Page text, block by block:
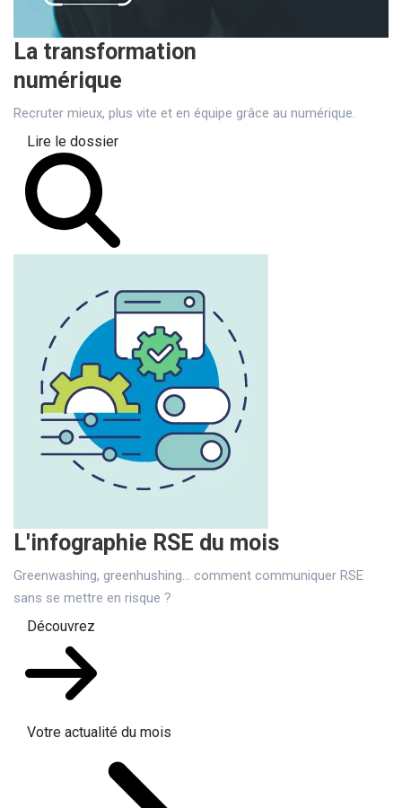
La transformation
numérique
Recruter mieux, plus vite et en équipe grâce au numérique.
Lire le dossier
L'infographie RSE du mois
Greenwashing, greenhushing… comment communiquer RSE
sans se mettre en risque ?
Découvrez
Votre actualité du mois